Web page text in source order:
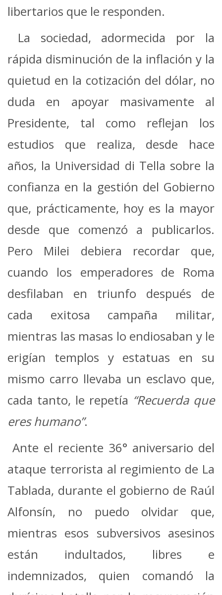
libertarios que le responden.
La sociedad, adormecida por la
rápida disminución de la inflación y la
quietud en la cotización del dólar, no
duda en apoyar masivamente al
Presidente, tal como reflejan los
estudios que realiza, desde hace
años, la Universidad di Tella sobre la
confianza en la gestión del Gobierno
que, prácticamente, hoy es la mayor
desde que comenzó a publicarlos.
Pero Milei debiera recordar que,
cuando los emperadores de Roma
desfilaban en triunfo después de
cada exitosa campaña militar,
mientras las masas lo endiosaban y le
erigían templos y estatuas en su
mismo carro llevaba un esclavo que,
cada tanto, le repetía “Recuerda que
eres humano”.
Ante el reciente 36° aniversario del
ataque terrorista al regimiento de La
Tablada, durante el gobierno de Raúl
Alfonsín, no puedo olvidar que,
mientras esos subversivos asesinos
están indultados, libres e
indemnizados, quien comandó la